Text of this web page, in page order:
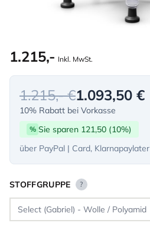
1.215,- Inkl. MwSt.
1.215,- €1.093,50 €
10% Rabatt bei Vorkasse
% Sie sparen 121,50 (10%)
über PayPal | Card, Klarnapaylater
STOFFGRUPPE ?